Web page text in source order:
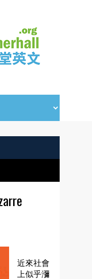
近來社會
上似乎瀰